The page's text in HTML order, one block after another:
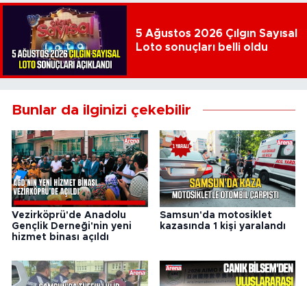
5 Ağustos 2026 Çılgın Sayısal
Loto sonuçları belli oldu
Bunlar da ilginizi çekebilir
Vezirköprü'de Anadolu
Gençlik Derneği'nin yeni
hizmet binası açıldı
Samsun'da motosiklet
kazasında 1 kişi yaralandı